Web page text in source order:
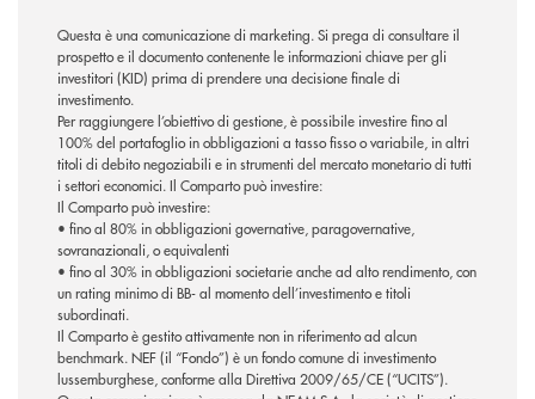
Questa è una comunicazione di marketing. Si prega di consultare il
prospetto e il documento contenente le informazioni chiave per gli
investitori (KID) prima di prendere una decisione finale di
investimento.
Per raggiungere l’obiettivo di gestione, è possibile investire fino al
100% del portafoglio in obbligazioni a tasso fisso o variabile, in altri
titoli di debito negoziabili e in strumenti del mercato monetario di tutti
i settori economici. Il Comparto può investire:
Il Comparto può investire:
• fino al 80% in obbligazioni governative, paragovernative,
sovranazionali, o equivalenti
• fino al 30% in obbligazioni societarie anche ad alto rendimento, con
un rating minimo di BB- al momento dell’investimento e titoli
subordinati.
Il Comparto è gestito attivamente non in riferimento ad alcun
benchmark. NEF (il “Fondo”) è un fondo comune di investimento
lussemburghese, conforme alla Direttiva 2009/65/CE (“UCITS”).